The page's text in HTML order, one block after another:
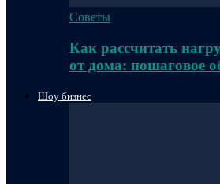
Советы
Как рассчитать
от дома: пошаговое
Шоу бизнес